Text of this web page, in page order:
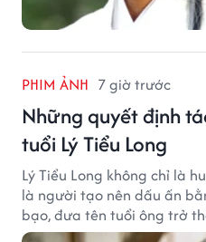
PHIM ẢNH 7 giờ trước
Những quyết định
tuổi Lý Tiểu Long
Lý Tiểu Long không chỉ là
là người tạo nên dấu ấn
bạo, đưa tên tuổi ông trở